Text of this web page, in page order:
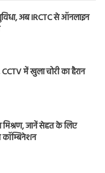
अब IRCTC से ऑनलाइन
में खुला चोरी का हैरान
मिश्रण, जानें सेहत के लिए